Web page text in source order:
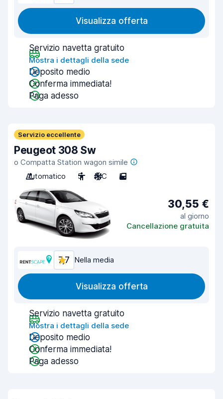
Visualizza offerta
Servizio navetta gratuito
Mostra i dettagli della sede
Deposito medio
Conferma immediata!
Paga adesso
Servizio eccellente
Peugeot 308 Sw
o Compatta Station wagon simile
Automatico
5 A/C 5
30,55 €
al giorno
Cancellazione gratuita
7,7 Nella media
Visualizza offerta
Servizio navetta gratuito
Mostra i dettagli della sede
Deposito medio
Conferma immediata!
Paga adesso